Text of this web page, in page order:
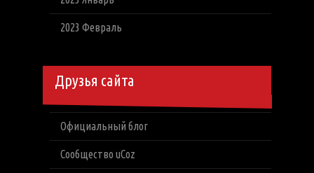
2023 Февраль
Друзья сайта
Официальный блог
Сообщество uCoz